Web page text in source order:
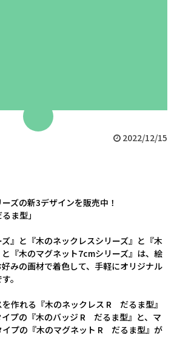
2022/12/15
ズの新3デザインを販売中！
ま型」
ズ』と『木のネックレスシリーズ』と『木
『木のマグネット7cmシリーズ』は、絵
みの画材で着色して、手軽にオリジナル
。
作れる『木のネックレス R だるま型』
イプの『木のバッジ R だるま型』と、マ
イプの『木のマグネット R だるま型』が